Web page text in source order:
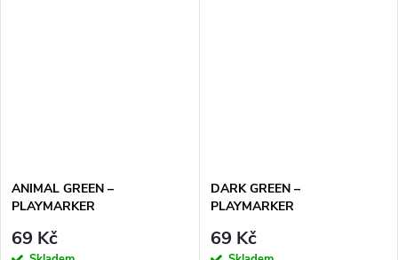
ANIMAL GREEN –
PLAYMARKER
69 Kč
DARK GREEN –
PLAYMARKER
69 Kč